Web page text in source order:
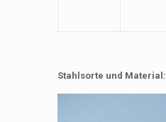
Stahlsorte und Material: